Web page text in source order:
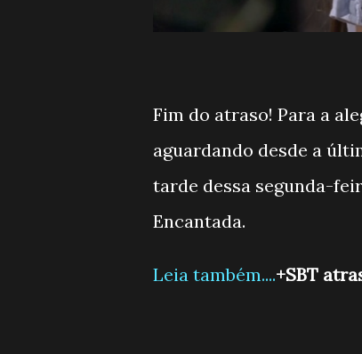
Fim do atraso! Para a
aguardando desde a
tarde dessa segunda-
Encantada.
Leia também....+SBT